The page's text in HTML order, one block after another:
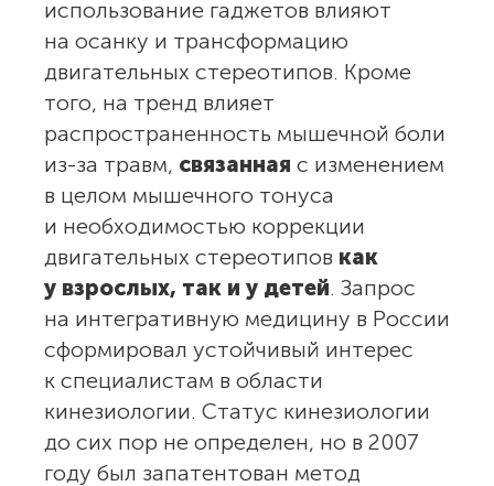
использование гаджетов влияют
на осанку и трансформацию
двигательных стереотипов. Кроме
того, на тренд влияет
распространенность мышечной боли
из-за травм, связанная с изменением
в целом мышечного тонуса
и необходимостью коррекции
двигательных стереотипов как
у взрослых, так и у детей. Запрос
на интегративную медицину в России
сформировал устойчивый интерес
к специалистам в области
кинезиологии. Статус кинезиологии
до сих пор не определен, но в 2007
году был запатентован метод